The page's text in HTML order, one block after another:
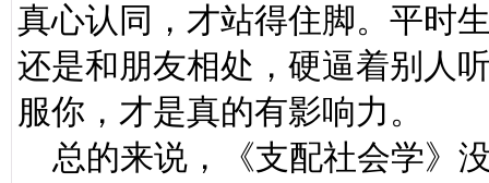
真心认同，才站得住脚。平时
还是和朋友相处，硬逼着别人
服你，才是真的有影响力。
总的来说，《支配社会学》